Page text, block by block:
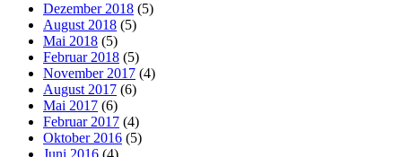
Dezember 2018 (5)
August 2018 (5)
Mai 2018 (5)
Februar 2018 (5)
November 2017 (4)
August 2017 (6)
Mai 2017 (6)
Februar 2017 (4)
Oktober 2016 (5)